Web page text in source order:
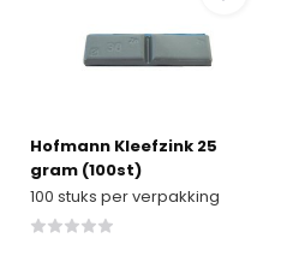
Hofmann Kleefzink 25
gram (100st)
100 stuks per verpakking